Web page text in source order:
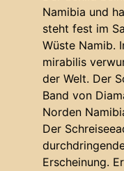
Namibia und
steht fest im
Wüste Namib.
mirabilis
der Welt. Der
Band von
Norden
Der
Erscheinung.